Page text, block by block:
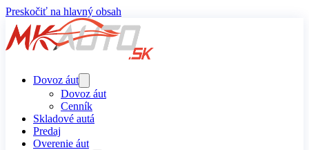
Preskočiť na hlavný obsah
Dovoz áut
Dovoz áut
Cenník
Skladové autá
Predaj
Overenie áut